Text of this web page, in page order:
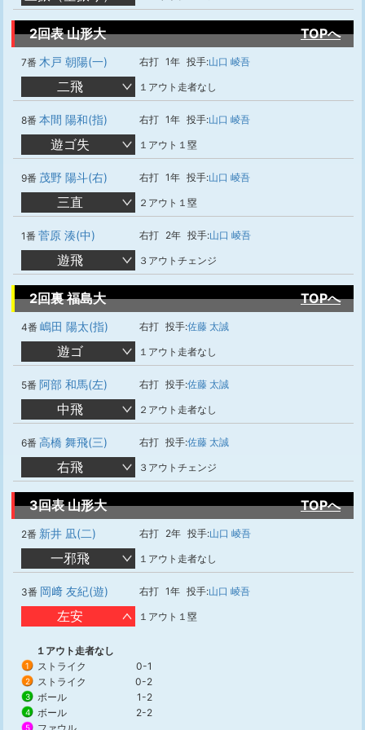
2回表 山形大 TOPへ
7番 木戸 朝陽(一) 右打 1年 投手:山口 崚吾
二飛 １アウト走者なし
8番 本間 陽和(指) 右打 1年 投手:山口 崚吾
遊ゴ失 １アウト１塁
9番 茂野 陽斗(右) 右打 1年 投手:山口 崚吾
三直 ２アウト１塁
1番 菅原 湊(中) 右打 2年 投手:山口 崚吾
遊飛 ３アウトチェンジ
2回裏 福島大 TOPへ
4番 嶋田 陽太(指) 右打 投手:佐藤 太誠
遊ゴ １アウト走者なし
5番 阿部 和馬(左) 右打 投手:佐藤 太誠
中飛 ２アウト走者なし
6番 高橋 舞飛(三) 右打 投手:佐藤 太誠
右飛 ３アウトチェンジ
3回表 山形大 TOPへ
2番 新井 凪(二) 右打 2年 投手:山口 崚吾
一邪飛 １アウト走者なし
3番 岡﨑 友紀(遊) 右打 1年 投手:山口 崚吾
左安 １アウト１塁
１アウト走者なし
1 ストライク 0-1
2 ストライク 0-2
3 ボール 1-2
4 ボール 2-2
5